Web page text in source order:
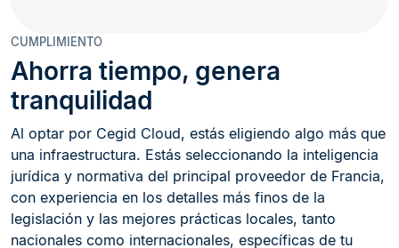
CUMPLIMIENTO
Ahorra tiempo, genera
tranquilidad
Al optar por Cegid Cloud, estás eligiendo algo más que
una infraestructura. Estás seleccionando la inteligencia
jurídica y normativa del principal proveedor de Francia,
con experiencia en los detalles más finos de la
legislación y las mejores prácticas locales, tanto
nacionales como internacionales, específicas de tu